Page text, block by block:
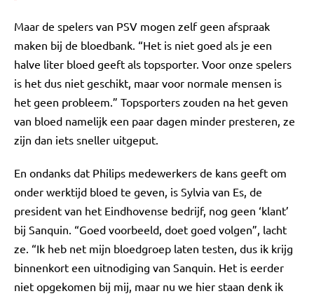
Maar de spelers van PSV mogen zelf geen afspraak
maken bij de bloedbank. “Het is niet goed als je een
halve liter bloed geeft als topsporter. Voor onze spelers
is het dus niet geschikt, maar voor normale mensen is
het geen probleem.” Topsporters zouden na het geven
van bloed namelijk een paar dagen minder presteren, ze
zijn dan iets sneller uitgeput.
En ondanks dat Philips medewerkers de kans geeft om
onder werktijd bloed te geven, is Sylvia van Es, de
president van het Eindhovense bedrijf, nog geen ‘klant’
bij Sanquin. “Goed voorbeeld, doet goed volgen”, lacht
ze. “Ik heb net mijn bloedgroep laten testen, dus ik krijg
binnenkort een uitnodiging van Sanquin. Het is eerder
niet opgekomen bij mij, maar nu we hier staan denk ik